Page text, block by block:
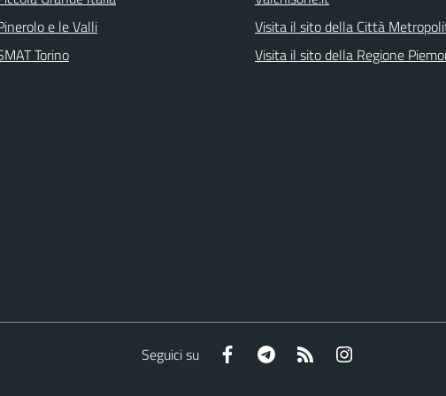
e le Valli
Torino
Visita il sito della Città
Visita il sito della Regione
Seguici su Facebook Telegram RSS